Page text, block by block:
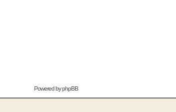
Powered byphpBB